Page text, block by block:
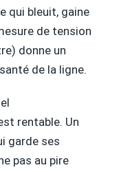
qui bleuit, gaine
de tension
donne un
de la ligne.
rentable. Un
garde ses
pas au pire